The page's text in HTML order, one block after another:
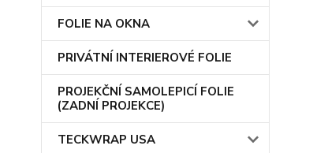
FOLIE NA OKNA
PRIVÁTNÍ INTERIEROVÉ FOLIE
PROJEKČNÍ SAMOLEPICÍ FOLIE
(ZADNÍ PROJEKCE)
TECKWRAP USA